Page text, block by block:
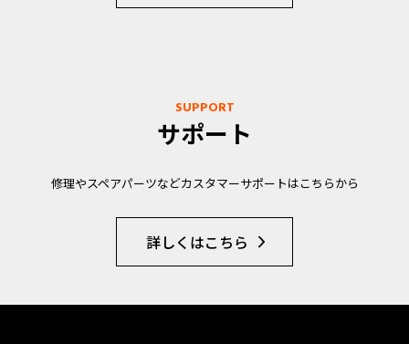
SUPPORT
サポート
修理やスペアパーツなどカスタマーサポートはこちらから
詳しくはこちら